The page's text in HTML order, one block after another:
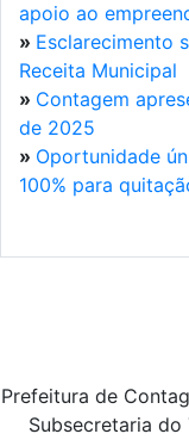
apoio ao
» Esclarecimento
Receita Municipal
» Contagem
de 2025
» Oportunidade
100% para
Prefeitura de
Subsecretaria do